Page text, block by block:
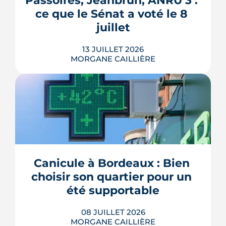
inspirés des conseils officiels de la
police et de la gendarmerie, mon...
LIRE L'ARTICLE
ce que le Sénat a voté le 8
juillet
13 JUILLET 2026
MORGANE CAILLIÈRE
Passoires thermiques louables sous
conditions, amortissement Jeanbrun
étendu, ANRU 3 doté de 5 milliards
d'euros, permis dérogatoires, maires
Sénat a voté le 8 juillet un texte qui
touche à tous les étages de la politique
du logement. Décryptage mesur...
LIRE L'ARTICLE
Canicule à Bordeaux : Bien
choisir son quartier pour un
été supportable
08 JUILLET 2026
MORGANE CAILLIÈRE